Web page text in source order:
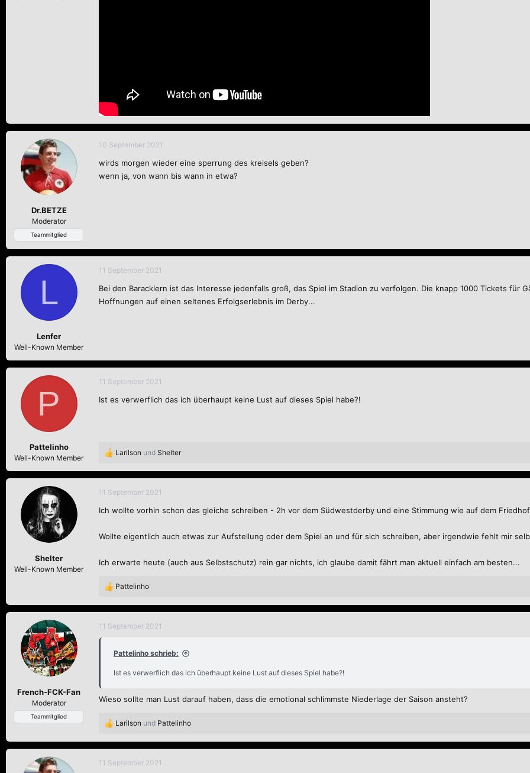
Dr.BETZE
Moderator
Teammitglied
10 September 2021
wirds morgen wieder eine sperrung des kreisels geben?
wenn ja, von wann bis wann in etwa?
L
Lenfer
Well-Known Member
11 September 2021
Bei den Baracklern ist das Interesse jedenfalls groß, das Spiel im Stadion zu verfolgen. Die knapp 1000 Tickets
Hoffnungen auf einen seltenes Erfolgserlebnis im Derby...
P
Pattelinho
Well-Known Member
11 September 2021
Ist es verwerflich das ich überhaupt keine Lust auf dieses Spiel habe?!
R
a
k
i
n
e
:
Larilson und Shelter
Shelter
Well-Known Member
11 September 2021
Ich wollte vorhin schon das gleiche schreiben - 2h vor dem Südwestderby und eine Stimmung wie auf dem
Wollte eigentlich auch etwas zur Aufstellung oder dem Spiel an und für sich schreiben, aber irgendwie fehlt mir
Ich erwarte heute (auch aus Selbstschutz) rein gar nichts, ich glaube damit fährt man aktuell einfach am besten...
R
a
k
:
Pattelinho
French-FCK-Fan
Moderator
Teammitglied
11 September 2021
Pattelinho schrieb:
Ist es verwerflich das ich überhaupt keine Lust auf dieses Spiel habe?!
Wieso sollte man Lust darauf haben, dass die emotional schlimmste Niederlage der Saison ansteht?
R
a
k
Larilson und Pattelinho
11 September 2021